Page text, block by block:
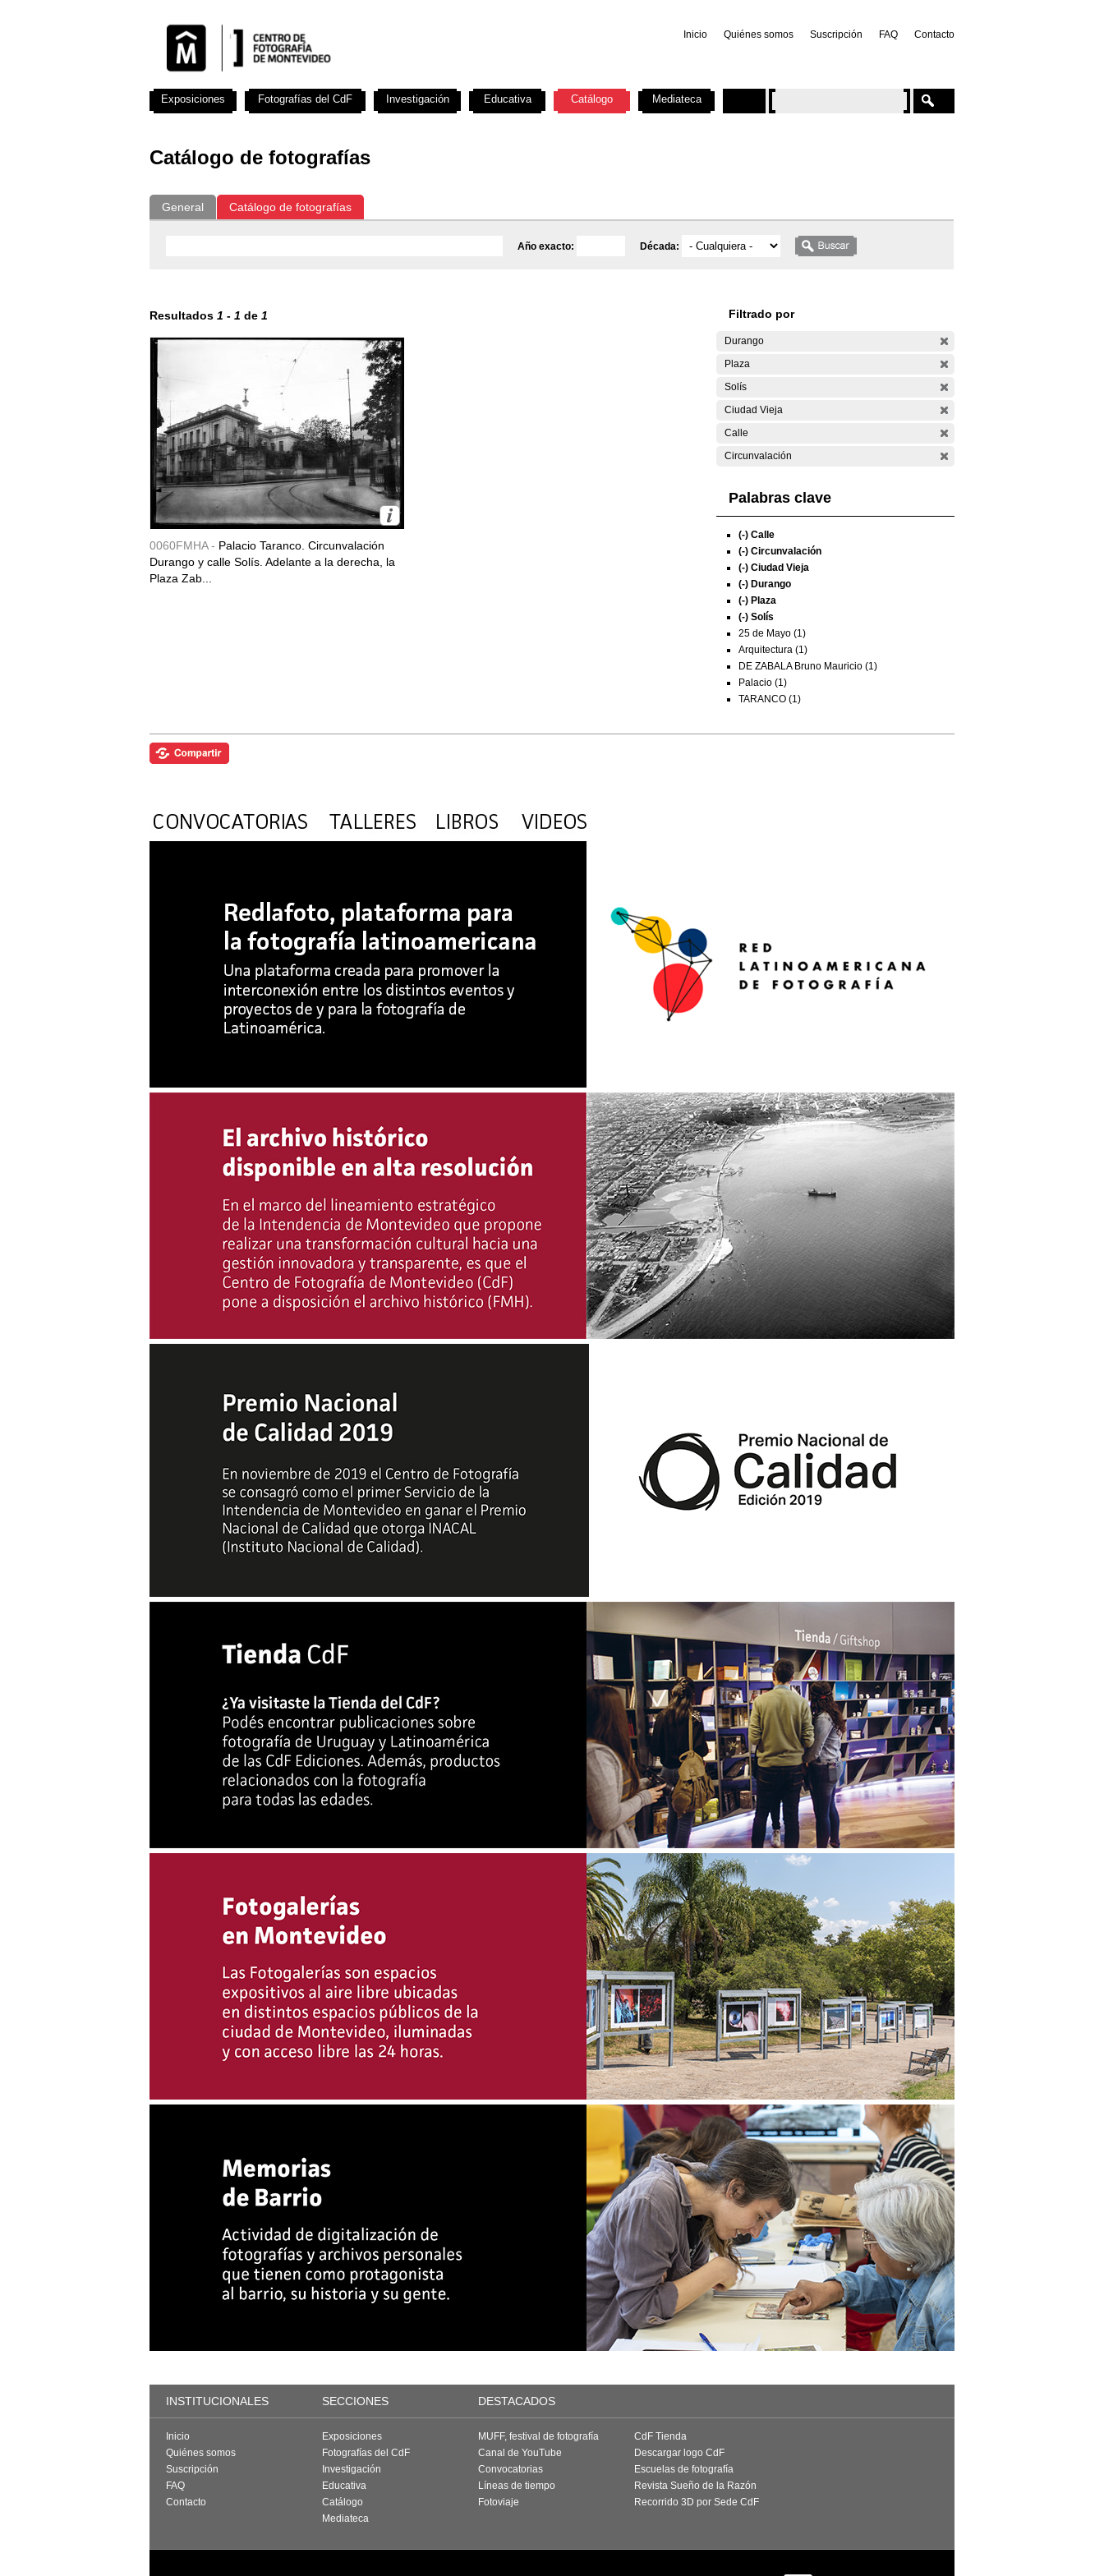
Inicio Quiénes somos Suscripción FAQ Contacto
Catálogo de fotografías
General Catálogo de fotografías
Año exacto: Década:
Resultados 1 - 1 de 1
0060FMHA - Palacio Taranco. Circunvalación
Durango y calle Solís. Adelante a la derecha, la
Plaza Zab...
Filtrado por
Durango
Plaza
Solís
Ciudad Vieja
Calle
Circunvalación
Palabras clave
(-) Calle
(-) Circunvalación
(-) Ciudad Vieja
(-) Durango
(-) Plaza
(-) Solís
25 de Mayo (1)
Arquitectura (1)
DE ZABALA Bruno Mauricio (1)
Palacio (1)
TARANCO (1)
Exposiciones Fotografías del CdF Investigación Educativa Catálogo Mediateca
INSTITUCIONALES SECCIONES DESTACADOS
Inicio
Quiénes somos
Suscripción
FAQ
Contacto
Exposiciones
Fotografías del CdF
Investigación
Educativa
Catálogo
Mediateca
MUFF, festival de fotografía
Canal de YouTube
Convocatorias
Líneas de tiempo
Fotoviaje
CdF Tienda
Descargar logo CdF
Escuelas de fotografía
Revista Sueño de la Razón
Recorrido 3D por Sede CdF